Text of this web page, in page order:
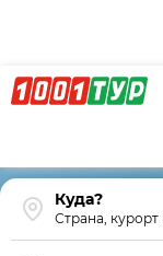
Страна, курорт